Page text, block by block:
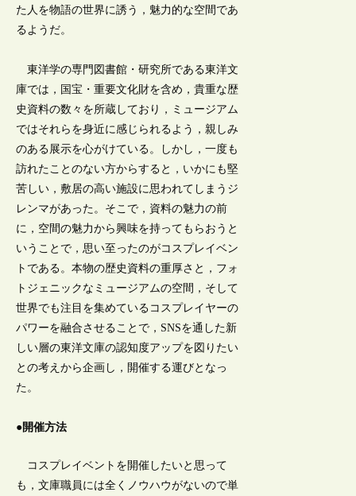
た人を物語の世界に誘う，魅力的な空間であ
るようだ。
東洋学の専門図書館・研究所である東洋文
庫では，国宝・重要文化財を含め，貴重な歴
史資料の数々を所蔵しており，ミュージアム
ではそれらを身近に感じられるよう，親しみ
のある展示を心がけている。しかし，一度も
訪れたことのない方からすると，いかにも堅
苦しい，敷居の高い施設に思われてしまうジ
レンマがあった。そこで，資料の魅力の前
に，空間の魅力から興味を持ってもらおうと
いうことで，思い至ったのがコスプレイベン
トである。本物の歴史資料の重厚さと，フォ
トジェニックなミュージアムの空間，そして
世界でも注目を集めているコスプレイヤーの
パワーを融合させることで，SNSを通した新
しい層の東洋文庫の認知度アップを図りたい
との考えから企画し，開催する運びとなっ
た。
●開催方法
コスプレイベントを開催したいと思って
も，文庫職員には全くノウハウがないので単